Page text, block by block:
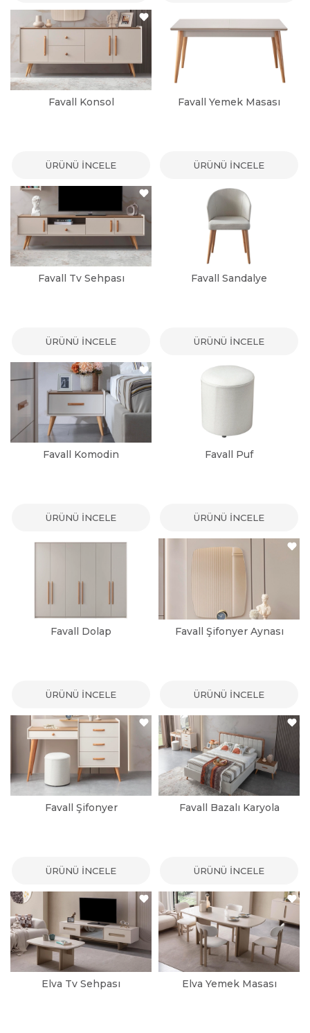
Favall Konsol
ÜRÜNÜ İNCELE
Favall Yemek Masası
ÜRÜNÜ İNCELE
Favall Tv Sehpası
ÜRÜNÜ İNCELE
Favall Sandalye
ÜRÜNÜ İNCELE
Favall Komodin
ÜRÜNÜ İNCELE
Favall Puf
ÜRÜNÜ İNCELE
Favall Dolap
ÜRÜNÜ İNCELE
Favall Şifonyer Aynası
ÜRÜNÜ İNCELE
Favall Şifonyer
ÜRÜNÜ İNCELE
Favall Bazalı Karyola
ÜRÜNÜ İNCELE
Elva Tv Sehpası Elva Yemek Masası